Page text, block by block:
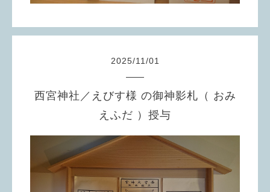
2025/11/01
西宮神社／えびす様 の御神影札（ おみ
えふだ ）授与